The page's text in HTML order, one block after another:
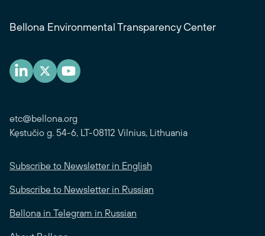
Bellona Environmental Transparency Center
etc@bellona.org
Kęstučio g. 54-6, LT-08112 Vilnius, Lithuania
Subscribe to Newsletter in English
Subscribe to Newsletter in Russian
Bellona in Telegram in Russian